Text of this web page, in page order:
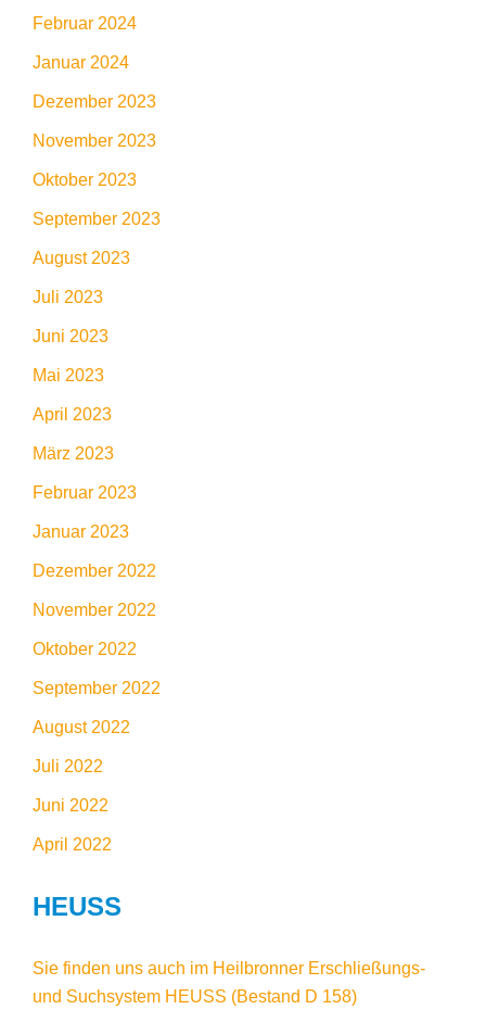
Februar 2024
Januar 2024
Dezember 2023
November 2023
Oktober 2023
September 2023
August 2023
Juli 2023
Juni 2023
Mai 2023
April 2023
März 2023
Februar 2023
Januar 2023
Dezember 2022
November 2022
Oktober 2022
September 2022
August 2022
Juli 2022
Juni 2022
April 2022
HEUSS
Sie finden uns auch im Heilbronner Erschließungs-
und Suchsystem HEUSS (Bestand D 158)